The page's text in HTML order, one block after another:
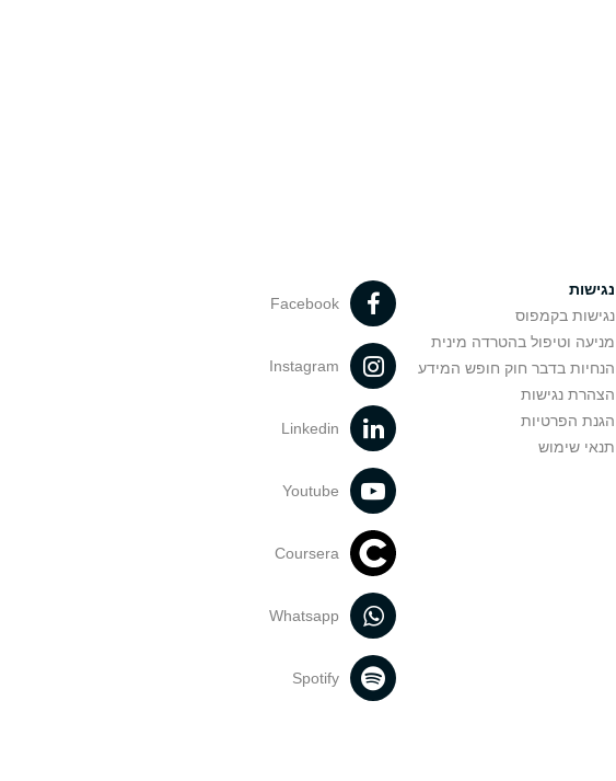
נגישות
נגישות בקמפוס
מניעה וטיפול בהטרדה מינית
הנחיות בדבר חוק חופש המידע
הצהרת נגישות
הגנת הפרטיות
תנאי שימוש
Facebook
Instagram
Linkedin
Youtube
Coursera
Whatsapp
Spotify